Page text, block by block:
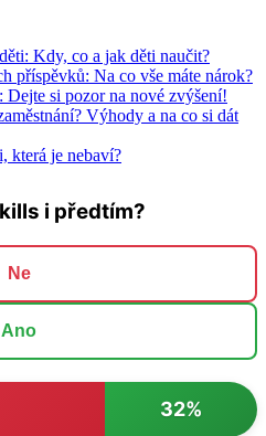
Kdy, co a jak děti naučit?
příspěvků: Na co vše máte nárok?
Dejte si pozor na nové zvýšení!
Výhody a na co si dát
která je nebaví?
i předtím?
Ne
Ano
32%